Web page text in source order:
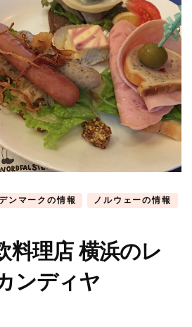
ンマークの情報
ノルウェーの情報
料理店 横浜のレ
ンディヤ